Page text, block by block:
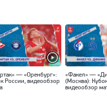
— «Оренбург»:
России, видеообзор
«Факел» —
(Москва):
видеообзор